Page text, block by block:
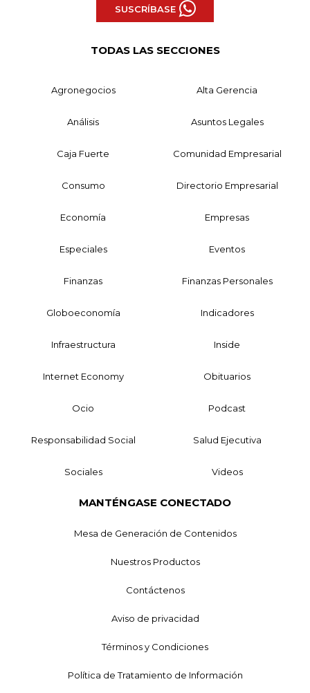
SUSCRÍBASE
TODAS LAS SECCIONES
Agronegocios Alta Gerencia
Análisis Asuntos Legales
Caja Fuerte Comunidad Empresarial
Consumo Directorio Empresarial
Economía Empresas
Especiales Eventos
Finanzas Finanzas Personales
Globoeconomía Indicadores
Infraestructura Inside
Internet Economy Obituarios
Ocio Podcast
Responsabilidad Social Salud Ejecutiva
Sociales Videos
MANTÉNGASE CONECTADO
Mesa de Generación de Contenidos
Nuestros Productos
Contáctenos
Aviso de privacidad
Términos y Condiciones
Política de Tratamiento de Información